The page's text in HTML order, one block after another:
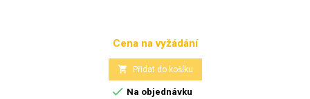
Cena
Cena na vyžádání
 Přidat do košíku
 Na objednávku